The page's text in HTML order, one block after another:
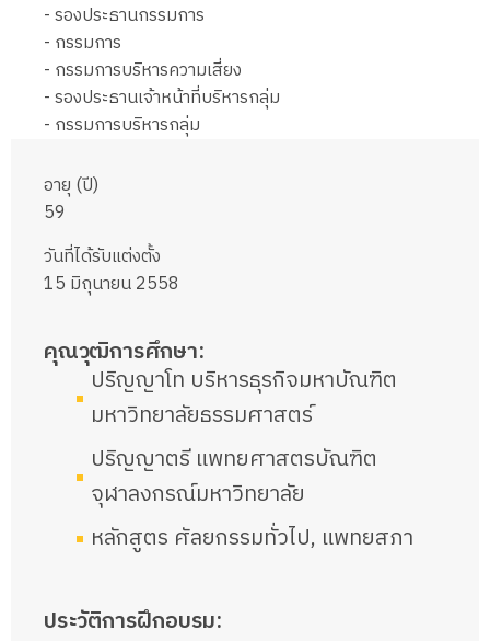
- รองประธานกรรมการ
- กรรมการ
- กรรมการบริหารความเสี่ยง
- รองประธานเจ้าหน้าที่บริหารกลุ่ม
- กรรมการบริหารกลุ่ม
อายุ (ปี)
59
วันที่ได้รับแต่งตั้ง
15 มิถุนายน 2558
คุณวุฒิการศึกษา:
ปริญญาโท บริหารธุรกิจมหาบัณฑิต
มหาวิทยาลัยธรรมศาสตร์
ปริญญาตรี แพทยศาสตรบัณฑิต
จุฬาลงกรณ์มหาวิทยาลัย
หลักสูตร ศัลยกรรมทั่วไป, แพทยสภา
ประวัติการฝึกอบรม: